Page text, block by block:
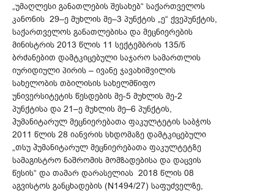
„უმაღლესი განათლების შესახებ“ საქართველოს
კანონის 29–ე მუხლის მე–3 პუნქტის „ე“ ქვეპუნქტის,
საქართველოს განათლებისა და მეცნიერების
მინისტრის 2013 წლის 11 სექტემბრის 135/ნ
ბრძანებით დამტკიცებული საჯარო სამართლის
იურიდიული პირის – ივანე ჯავახიშვილის
სახელობის თბილისის სახელმწიფო
უნივერსიტეტის წესდების მე-5 მუხლის მე-2
პუნქტისა და 21–ე მუხლის მე–6 პუნქტის,
ჰუმანიტარულ მეცნიერებათა ფაკულტეტის საბჭოს
2011 წლის 28 იანვრის სხდომაზე დამტკიცებული
„თსუ ჰუმანიტარულ მეცნიერებათა ფაკულტეტზე
სამაგისტრო ნაშრომის მომზადებისა და დაცვის
წესის“ და თამარ დარასელიას 2018 წლის 08
აგვისტოს განცხადების (N1494/27) საფუძველზე,